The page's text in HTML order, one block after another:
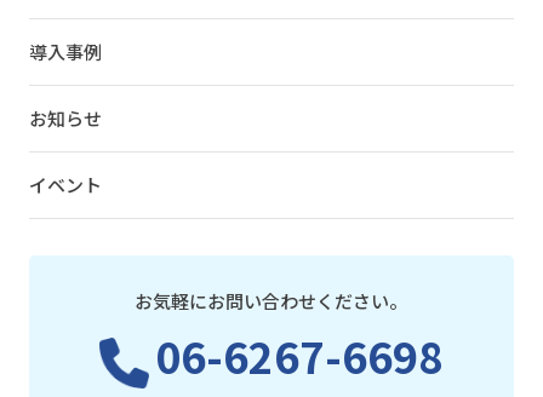
導入事例
お知らせ
イベント
お気軽にお問い合わせください。
06-6267-6698